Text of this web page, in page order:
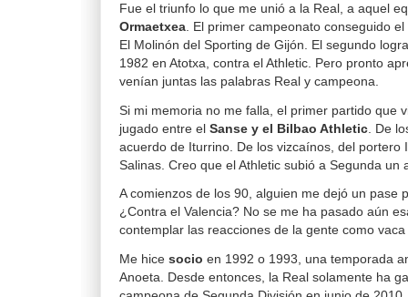
Fue el triunfo lo que me unió a la Real, a aquel
Ormaetxea . El primer campeonato conseguido
El Molinón del Sporting de Gijón. El segundo
1982 en Atotxa, contra el Athletic. Pero pronto
venían juntas las palabras Real y campeona.
Si mi memoria no me falla, el primer partido que
jugado entre el Sanse y el Bilbao Athletic . De
acuerdo de Iturrino. De los vizcaínos, del portero
Salinas. Creo que el Athletic subió a Segunda un
A comienzos de los 90, alguien me dejó un pase
¿Contra el Valencia? No se me ha pasado aún
contemplar las reacciones de la gente como
Me hice socio en 1992 o 1993, una temporada
Anoeta. Desde entonces, la Real solamente ha